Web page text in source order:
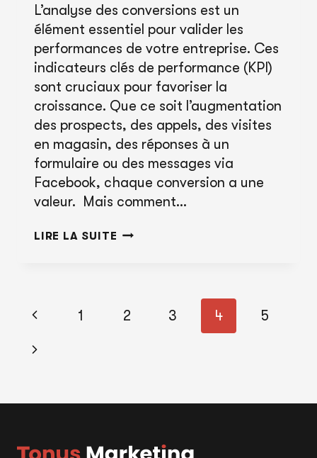
L’analyse des conversions est un
élément essentiel pour valider les
performances de votre entreprise. Ces
indicateurs clés de performance (KPI)
sont cruciaux pour favoriser la
croissance. Que ce soit l’augmentation
des prospects, des appels, des visites
en magasin, des réponses à un
formulaire ou des messages via
Facebook, chaque conversion a une
valeur. Mais comment…
LIRE LA SUITE ANALYSER
ATTEINDRE
PERFORMANCE
Navigation
les
Page
précédente
1 2 3 4 5
Page